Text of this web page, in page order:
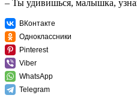
– Ты удивишься, малышка,
ВКонтакте
Одноклассники
Pinterest
Viber
WhatsApp
Telegram